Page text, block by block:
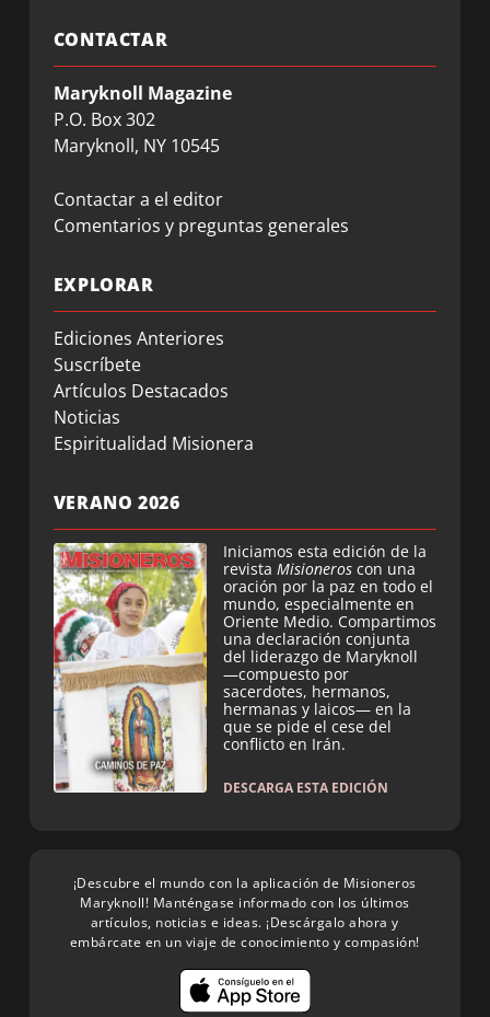
CONTACTAR
Maryknoll Magazine
P.O. Box 302
Maryknoll, NY 10545
Contactar a el editor
Comentarios y preguntas generales
EXPLORAR
Ediciones Anteriores
Suscríbete
Artículos Destacados
Noticias
Espiritualidad Misionera
VERANO 2026
Iniciamos esta edición de la
revista Misioneros con una
oración por la paz en todo el
mundo, especialmente en
Oriente Medio. Compartimos
una declaración conjunta
del liderazgo de Maryknoll
—compuesto por
sacerdotes, hermanos,
hermanas y laicos— en la
que se pide el cese del
conflicto en Irán.
DESCARGA ESTA EDICIÓN
¡Descubre el mundo con la aplicación de Misioneros
Maryknoll! Manténgase informado con los últimos
artículos, noticias e ideas. ¡Descárgalo ahora y
embárcate en un viaje de conocimiento y compasión!